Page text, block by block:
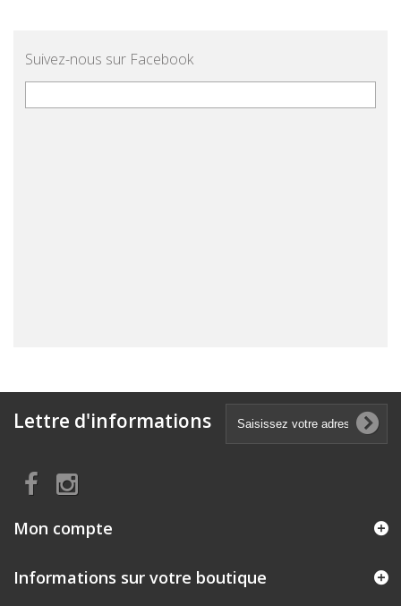
Suivez-nous sur Facebook
Lettre d'informations
Mon compte
Informations sur votre boutique